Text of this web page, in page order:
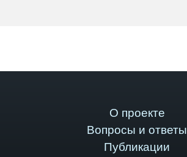
О проекте
Вопросы и ответы
Публикации